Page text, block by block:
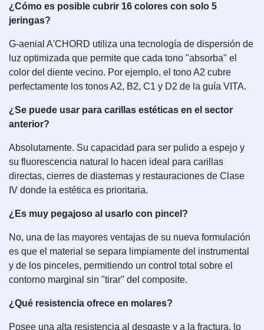
¿Cómo es posible cubrir 16 colores con solo 5
jeringas?
G-aenial A'CHORD utiliza una tecnología de dispersión de
luz optimizada que permite que cada tono "absorba" el
color del diente vecino. Por ejemplo, el tono A2 cubre
perfectamente los tonos A2, B2, C1 y D2 de la guía VITA.
¿Se puede usar para carillas estéticas en el sector
anterior?
Absolutamente. Su capacidad para ser pulido a espejo y
su fluorescencia natural lo hacen ideal para carillas
directas, cierres de diastemas y restauraciones de Clase
IV donde la estética es prioritaria.
¿Es muy pegajoso al usarlo con pincel?
No, una de las mayores ventajas de su nueva formulación
es que el material se separa limpiamente del instrumental
y de los pinceles, permitiendo un control total sobre el
contorno marginal sin "tirar" del composite.
¿Qué resistencia ofrece en molares?
Posee una alta resistencia al desgaste y a la fractura, lo